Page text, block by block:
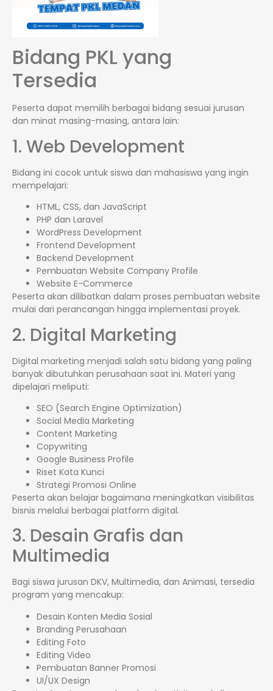
Bidang PKL yang
Tersedia
Peserta dapat memilih berbagai bidang sesuai jurusan
dan minat masing-masing, antara lain:
1. Web Development
Bidang ini cocok untuk siswa dan mahasiswa yang ingin
mempelajari:
HTML, CSS, dan JavaScript
PHP dan Laravel
WordPress Development
Frontend Development
Backend Development
Pembuatan Website Company Profile
Website E-Commerce
Peserta akan dilibatkan dalam proses pembuatan website
mulai dari perancangan hingga implementasi proyek.
2. Digital Marketing
Digital marketing menjadi salah satu bidang yang paling
banyak dibutuhkan perusahaan saat ini. Materi yang
dipelajari meliputi:
SEO (Search Engine Optimization)
Social Media Marketing
Content Marketing
Copywriting
Google Business Profile
Riset Kata Kunci
Strategi Promosi Online
Peserta akan belajar bagaimana meningkatkan visibilitas
bisnis melalui berbagai platform digital.
3. Desain Grafis dan
Multimedia
Bagi siswa jurusan DKV, Multimedia, dan Animasi, tersedia
program yang mencakup:
Desain Konten Media Sosial
Branding Perusahaan
Editing Foto
Editing Video
Pembuatan Banner Promosi
UI/UX Design